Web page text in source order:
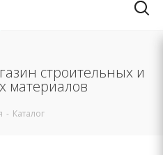
строительных и
материалов
- Каталог